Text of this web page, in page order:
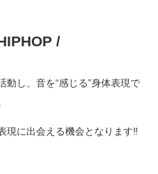
/
動し、音を“感じる”身体表現で
現に出会える機会となります‼️